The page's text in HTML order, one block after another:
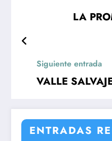
LA
Siguiente entrada
VALLE
ENTRADAS